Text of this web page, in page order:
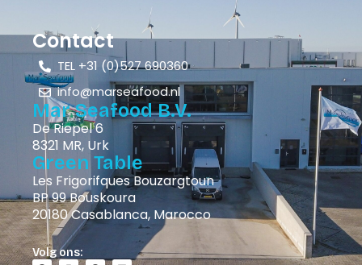
Contact
TEL +31 (0)527 690360
info@marseafood.nl
Mar Seafood B.V.
De Riepel 6
8321 MR, Urk
Green Table
Les Frigorifques Bouzargtoun
BP 99 Bouskoura
20180 Casablanca, Marocco
Volg ons: